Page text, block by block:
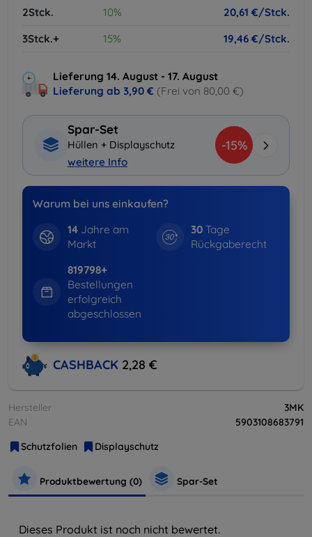
2Stck. 10%
20,61 €/Stck.
3Stck.+
15% 19,46 €/Stck.
Lieferung 14. August - 17. August
Lieferung ab 3,90 € (Frei von 80,00 €)
Spar-Set
Hüllen + Displayschutz
weitere Info
-15%
Warum bei uns einkaufen?
14Jahre am
Markt
30 Tage
Rückgaberecht
819798+
Bestellungen
erfolgreich
abgeschlossen
CASHBACK 2,28 €
Hersteller
3MK
EAN
5903108683791
Schutzfolien
Displayschutz
Produktbewertung (0) Spar-Set
Dieses Produkt ist noch nicht bewertet.